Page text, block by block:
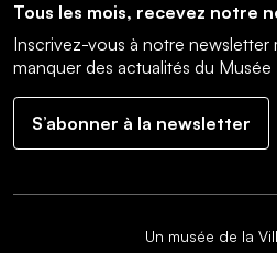
Tous les mois, recevez notre
Inscrivez-vous à notre newsletter
manquer des actualités du Musée
S’abonner à la newsletter
Un musée de la